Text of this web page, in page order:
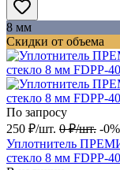
8 мм
Скидки от объема
По запросу
250 ₽/шт. 0 ₽/шт. -0%
Уплотнитель
стекло 8 мм FDPP-